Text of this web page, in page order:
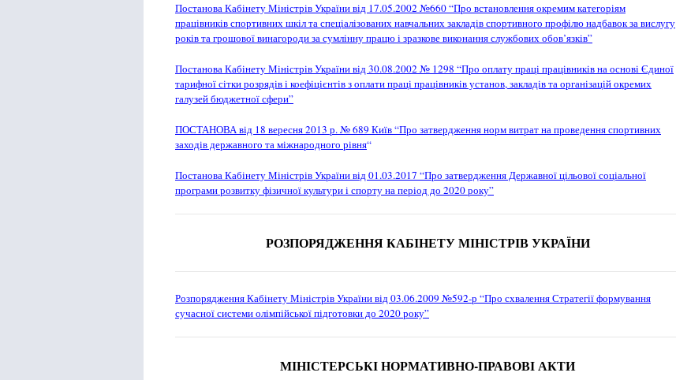
Постанова Кабінету Міністрів України від 17.05.2002 №660 “Про встановлення окремим категоріям
працівників спортивних шкіл та спеціалізованих навчальних закладів спортивного профілю надбавок за вислугу
років та грошової винагороди за сумлінну працю і зразкове виконання службових обов’язків”
Постанова Кабінету Міністрів України від 30.08.2002 № 1298 “Про оплату праці працівників на основі Єдиної
тарифної сітки розрядів і коефіцієнтів з оплати праці працівників установ, закладів та організацій окремих
галузей бюджетної сфери”
ПОСТАНОВА від 18 вересня 2013 р. № 689 Київ “Про затвердження норм витрат на проведення спортивних
заходів державного та міжнародного рівня“
Постанова Кабінету Міністрів України від 01.03.2017 “Про затвердження Державної цільової соціальної
програми розвитку фізичної культури і спорту на період до 2020 року”
РОЗПОРЯДЖЕННЯ КАБІНЕТУ МІНІСТРІВ УКРАЇНИ
Розпорядження Кабінету Міністрів України від 03.06.2009 №592-р “Про схвалення Стратегії формування
сучасної системи олімпійської підготовки до 2020 року”
МІНІСТЕРСЬКІ НОРМАТИВНО-ПРАВОВІ АКТИ